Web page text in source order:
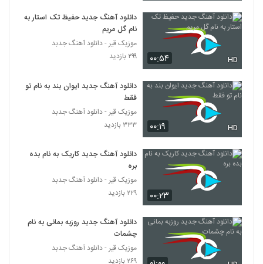
آهنگ مجنون از طاها فتوحی(پاپ)
318
Ali Valipour Nisgil
۳۵۷ بازدید
دانلود آهنگ محسن عبدالکریمی از دست رفته
۵۴۲ بازدید
موزیک زیبای قارتال هوسی از غلامرضا ایماندار
321
۴۴۵ بازدید
دانلود آهنگ دی جی میلاد شیرزاد کریسمس
۰۰:۵۴ HD
دانلود آهنگ جدید حفیظ تک استار به
نام گل مریم
موزیک قیر - دانلود آهنگ جدبد
۲۹۹ بازدید
۰۰:۱۹ HD
دانلود آهنگ جدید ایوان بند به نام تو
فقط
موزیک قیر - دانلود آهنگ جدبد
۳۳۳ بازدید
۰۰:۲۳
دانلود آهنگ جدید کاریک به نام بده
بره
موزیک قیر - دانلود آهنگ جدبد
۲۲۹ بازدید
دانلود آهنگ جدید روزبه بمانی به نام
چشمات
موزیک قیر - دانلود آهنگ جدبد
۲۶۹ بازدید